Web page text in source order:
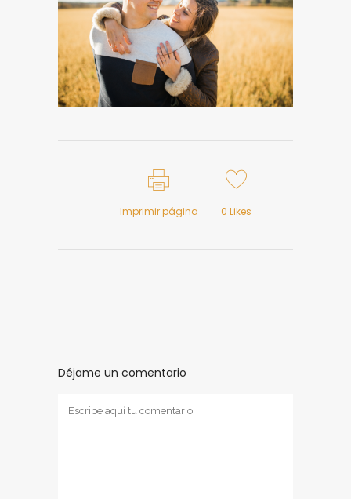
Imprimir página 0 Likes
Déjame un comentario